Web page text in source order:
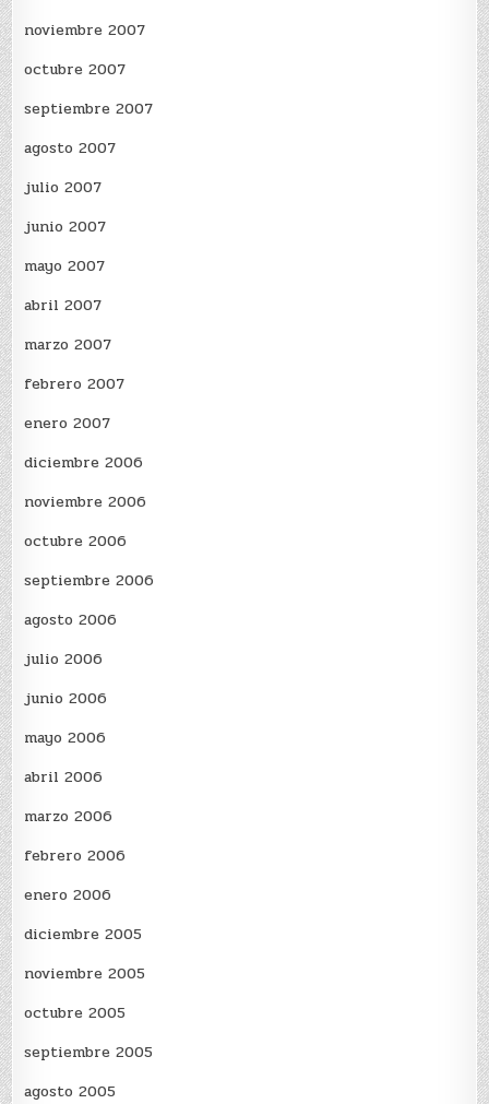
noviembre 2007
octubre 2007
septiembre 2007
agosto 2007
julio 2007
junio 2007
mayo 2007
abril 2007
marzo 2007
febrero 2007
enero 2007
diciembre 2006
noviembre 2006
octubre 2006
septiembre 2006
agosto 2006
julio 2006
junio 2006
mayo 2006
abril 2006
marzo 2006
febrero 2006
enero 2006
diciembre 2005
noviembre 2005
octubre 2005
septiembre 2005
agosto 2005